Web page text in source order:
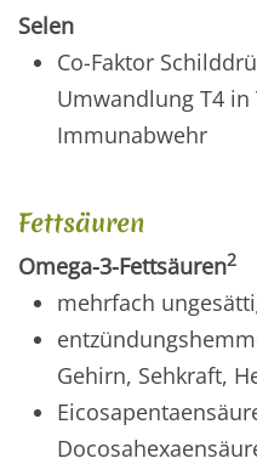
Selen
Co-Faktor
Umwandlung T4
Immunabwehr
Fettsäuren
Omega-3-Fettsäuren2
mehrfach
Gehirn, Sehkraft,